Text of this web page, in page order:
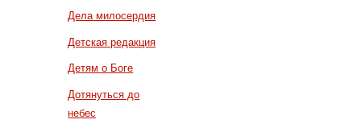
Дела милосердия
Детская редакция
Детям о Боге
Дотянуться до
небес